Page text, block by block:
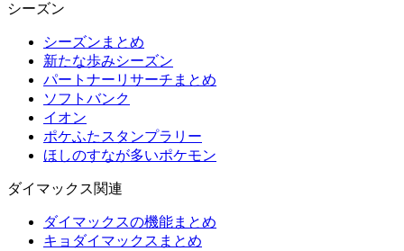
シーズン
シーズンまとめ
新たな歩みシーズン
パートナーリサーチまとめ
ソフトバンク
イオン
ポケふたスタンプラリー
ほしのすなが多いポケモン
ダイマックス関連
ダイマックスの機能まとめ
キョダイマックスまとめ